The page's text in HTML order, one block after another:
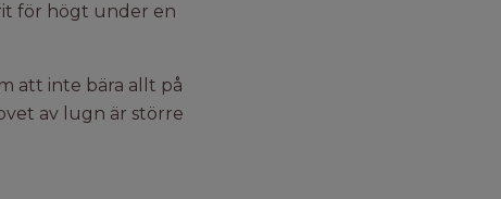
för högt under en
att inte bära allt på
av lugn är större